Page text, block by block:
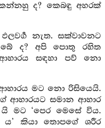
ද? කෙබඳු අහරක්
නැත. සක්වාවනට
ද? අපි පොතු රහිත
සඳහා පව් නො
මට නො රිසියෙයි.
ආහාරයට සමාන ආහාර
මට ‘පෙර මෙසේ විය.
කියා තොපගේ ශරීර